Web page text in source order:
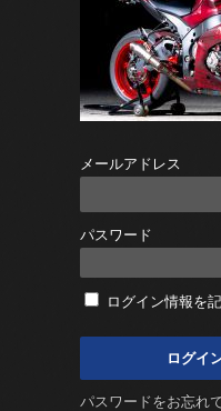
メールアドレス
パスワード
ログイン情報を
パスワードをお忘れ